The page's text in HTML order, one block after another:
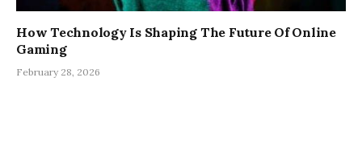
How Technology Is Shaping The Future Of Online
Gaming
February 28, 2026